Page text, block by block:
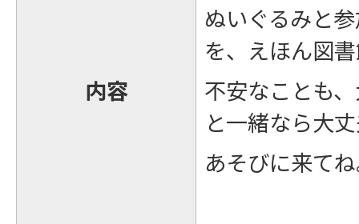
内容
ぬいぐるみと
を、えほん図
不安なことも
と一緒なら大
あそびに来て